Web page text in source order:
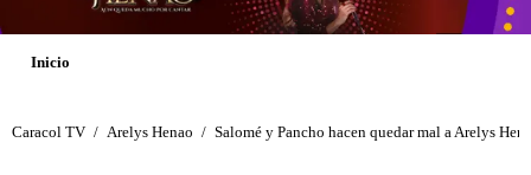
Inicio
Caracol TV / Arelys Henao / Salomé y Pancho hacen quedar mal a Arelys